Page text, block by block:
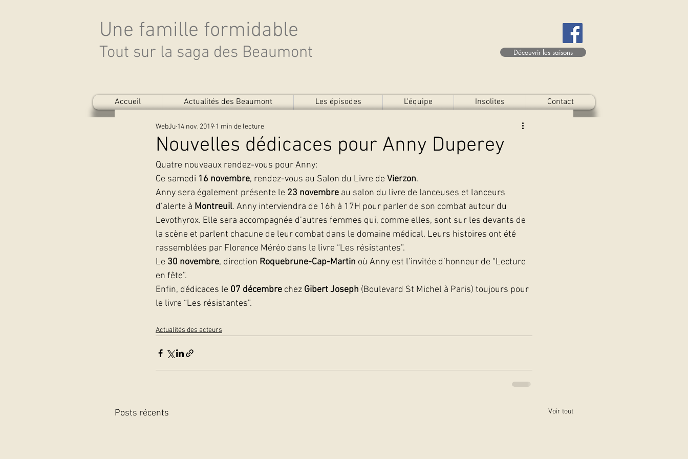
Une famille formidable
Tout sur la saga des Beaumont Découvrir les saisons
Accueil Actualités des Beaumont Les épisodes L'équipe Insolites Contact
Nouvelles dédicaces pour Anny Duperey
WebJu 14 nov. 2019 1 min de lecture
Quatre nouveaux rendez-vous pour Anny:
Ce samedi 16 novembre, rendez-vous au Salon du Livre de Vierzon.
Anny sera également présente le 23 novembre au salon du livre de lanceuses et lanceurs
d’alerte à Montreuil. Anny interviendra de 16h à 17H pour parler de son combat autour du
Levothyrox. Elle sera accompagnée d’autres femmes qui, comme elles, sont sur les devants de
la scène et parlent chacune de leur combat dans le domaine médical. Leurs histoires ont été
rassemblées par Florence Méréo dans le livre “Les résistantes”.
Le 30 novembre, direction Roquebrune-Cap-Martin où Anny est l’invitée d’honneur de “Lecture
en fête”.
Enfin, dédicaces le 07 décembre chez Gibert Joseph (Boulevard St Michel à Paris) toujours pour
le livre “Les résistantes”.
Actualités des acteurs
Posts récents Voir tout